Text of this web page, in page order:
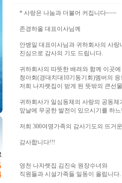
* 사랑은 나눔과 더불어 커집니다~~~
존경하올 대표이사님께
안병일 대표이사님과 귀하회사의 사랑
진심으로 감사의 기도 드립니다.
귀하회사의 따뜻한 배려와 함께 이곳
청아회(경대치대10기동기회)멤버의
저희 나자렛집이 받게 된 뜻밖의 큰선
귀하회사가 일심동체의 사랑의 공동체
앞날에 무궁한 발전이 있으시기를 하
저희 300여명가족의 감사기도의 뜨거
감사합니다!!!
영천 나자렛집 김진숙 원장수녀와
직원들과 시설가족들 일동이 올립니다.